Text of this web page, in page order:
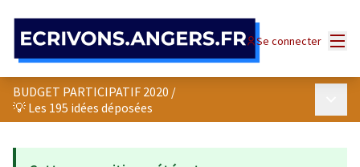
Se connecter
BUDGET PARTICIPATIF 2020 /
💡 Les 195 idées déposées